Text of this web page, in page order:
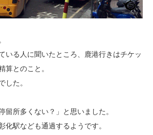
いる人に聞いたところ、鹿港行きはチケッ
算とのこと。
した。
留所多くない？」と思いました。
化駅なども通過するようです。